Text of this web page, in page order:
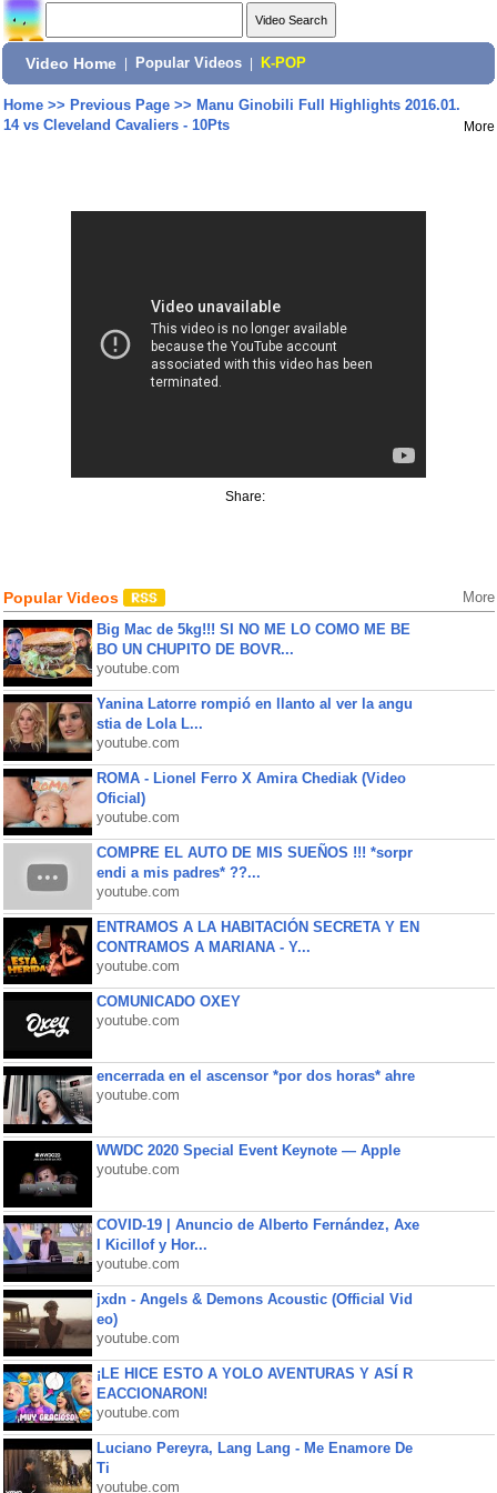
Video Home Popular Videos K-POP
Home>> Previous Page>> Manu Ginobili Full Highlights 2016.01.
14 vs Cleveland Cavaliers - 10Pts
More
Share:
Popular Videos More
Big Mac de 5kg!!! SI NO ME LO COMO ME BE
BO UN CHUPITO DE BOVR...
youtube.com
Yanina Latorre rompió en llanto al ver la angu
stia de Lola L...
youtube.com
ROMA - Lionel Ferro X Amira Chediak (Video
Oficial)
youtube.com
COMPRE EL AUTO DE MIS SUEÑOS !!! *sorpr
endi a mis padres* ??...
youtube.com
ENTRAMOS A LA HABITACIÓN SECRETA Y EN
CONTRAMOS A MARIANA - Y...
youtube.com
COMUNICADO OXEY
youtube.com
encerrada en el ascensor *por dos horas* ahre
youtube.com
WWDC 2020 Special Event Keynote — Apple
youtube.com
COVID-19 | Anuncio de Alberto Fernández, Axe
l Kicillof y Hor...
youtube.com
jxdn - Angels & Demons Acoustic (Official Vid
eo)
youtube.com
¡LE HICE ESTO A YOLO AVENTURAS Y ASÍ R
EACCIONARON!
youtube.com
Luciano Pereyra, Lang Lang - Me Enamore De
Ti
youtube.com